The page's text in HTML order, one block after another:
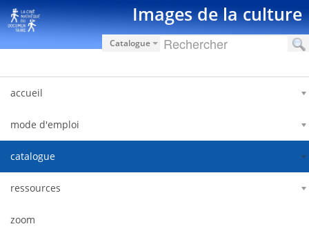
Ugrás a tartalomhoz Images de la culture
Catalogue
accueil
mode d'emploi
catalogue
ressources
zoom